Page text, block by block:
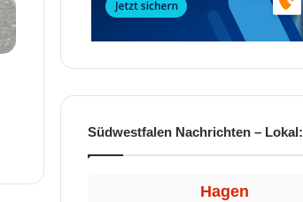
Südwestfalen Nachrichten – Lokal:
Hagen